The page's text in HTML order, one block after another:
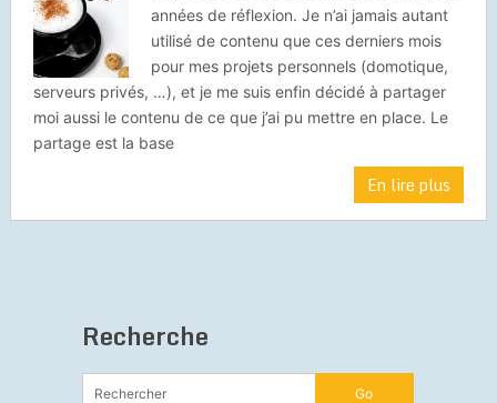
années de réflexion. Je n’ai jamais autant
utilisé de contenu que ces derniers mois
pour mes projets personnels (domotique,
serveurs privés, …), et je me suis enfin décidé à partager
moi aussi le contenu de ce que j’ai pu mettre en place. Le
partage est la base
En lire plus
Recherche